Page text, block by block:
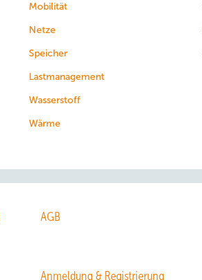
Mobilität
Netze
Speicher
Lastmanagement
Wasserstoff
Wärme
AGB
Anmeldung & Registrierung